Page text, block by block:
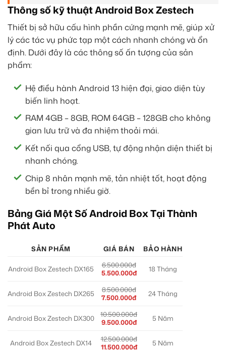
Thông số kỹ thuật Android Box Zestech
Thiết bị sở hữu cấu hình phần cứng mạnh mẽ, giúp xử
lý các tác vụ phức tạp một cách nhanh chóng và ổn
định. Dưới đây là các thông số ấn tượng của sản
phẩm:
Hệ điều hành Android 13 hiện đại, giao diện tùy
biến linh hoạt.
RAM 4GB – 8GB, ROM 64GB – 128GB cho không
gian lưu trữ và đa nhiệm thoải mái.
Kết nối qua cổng USB, tự động nhận diện thiết bị
nhanh chóng.
Chip 8 nhân mạnh mẽ, tản nhiệt tốt, hoạt động
bền bỉ trong nhiều giờ.
Bảng Giá Một Số Android Box Tại Thành
Phát Auto
SẢN PHẨM GIÁ BÁN BẢO HÀNH
Android Box Zestech DX165
6.500.000đ
5.500.000đ
18 Tháng
Android Box Zestech DX265
8.500.000đ
7.500.000đ
24 Tháng
Android Box Zestech DX300
10.500.000đ
9.500.000đ
5 Năm
Android Box Zestech DX14
12.500.000đ
11.500.000đ
5 Năm